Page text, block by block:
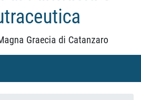
Graecia di Catanzaro